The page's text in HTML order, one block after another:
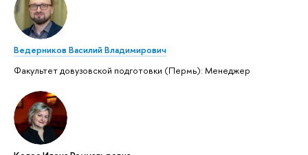
Ведерников Василий Владимирович
Факультет довузовской подготовки (Пермь): Менеджер